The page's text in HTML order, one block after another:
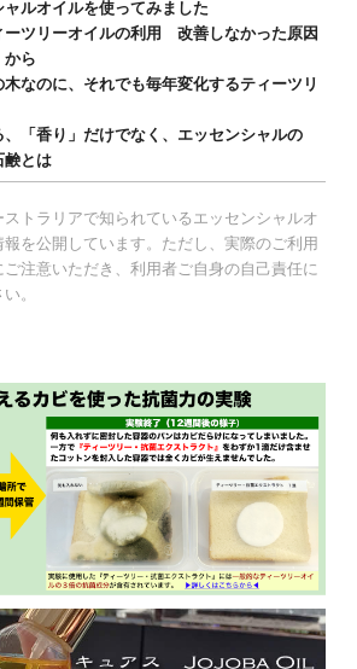
ャルオイルを使ってみました
ーツリーオイルの利用 改善しなかった原因
から
木なのに、それでも毎年変化するティーツリ
、「香り」だけでなく、エッセンシャルの
鹸とは
トラリアで知られているエッセンシャルオ
を公開しています。ただし、実際のご利用
注意いただき、利用者ご自身の自己責任に
。